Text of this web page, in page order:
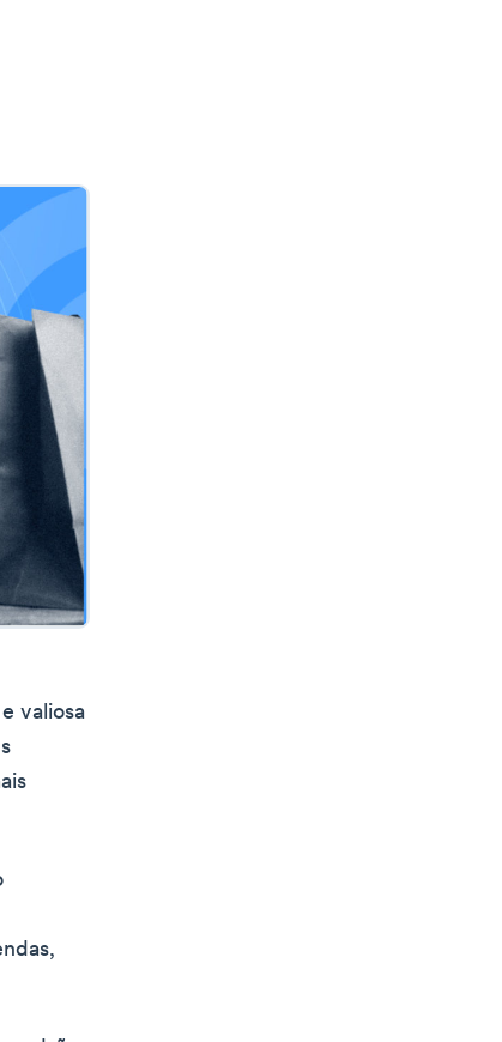
valiosa